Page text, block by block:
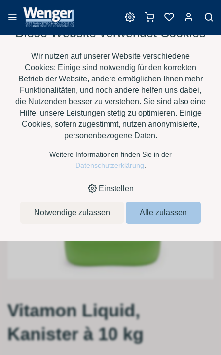
Hefenährstoffe
HOME › E-SHOP › WEIN › HEFENÄHRSTOFFE › VITAMON
LIQUID, KANISTER À 10 KG
Vitamon Liquid,
Kanister à 10 kg
Diese Website verwendet Cookies
Wir nutzen auf unserer Website verschiedene
Cookies: Einige sind notwendig für den korrekten
Betrieb der Website, andere ermöglichen Ihnen mehr
Funktionalitäten, und noch andere helfen uns dabei,
die Nutzenden besser zu verstehen. Sie sind also eine
Hilfe, unsere Leistungen stetig zu optimieren. Einige
Cookies, sofern zugestimmt, nutzen anonymisierte,
personenbezogene Daten.
Weitere Informationen finden Sie in der
Datenschutzerklärung
Einstellen
Notwendige zulassen Alle zulassen